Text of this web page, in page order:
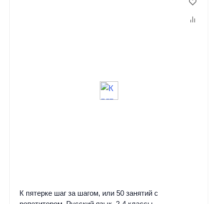
К пятерке шаг за шагом, или 50 занятий с